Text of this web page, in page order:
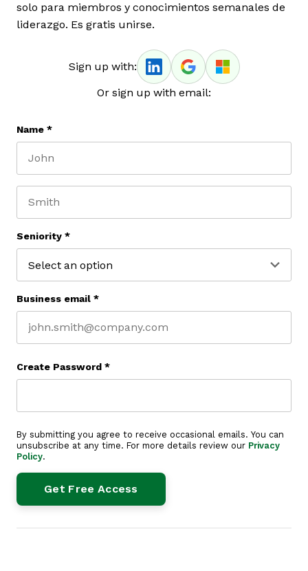
solo para miembros y conocimientos semanales de
liderazgo. Es gratis unirse.
Sign up with:
Or sign up with email:
Name *
Seniority *
Business email *
Create Password *
By submitting you agree to receive occasional emails. You can
unsubscribe at any time. For more details review our Privacy
Policy.